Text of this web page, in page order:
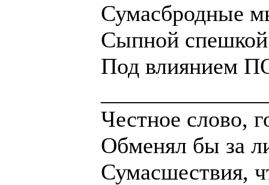
Сумасбродные
Сыпной спешкой
Под влиянием
Честное слово,
Обменял бы за
Сумасшествия,